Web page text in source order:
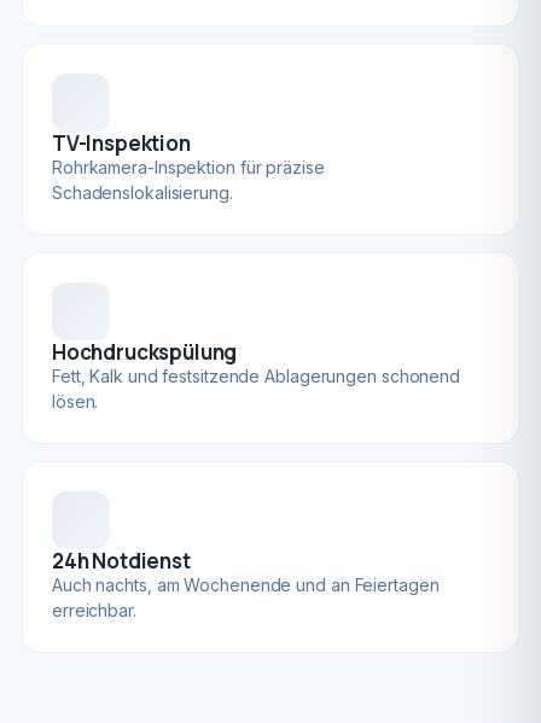
TV-Inspektion
Rohrkamera-Inspektion für präzise
Schadenslokalisierung.
Hochdruckspülung
Fett, Kalk und festsitzende Ablagerungen schonend
lösen.
24h Notdienst
Auch nachts, am Wochenende und an Feiertagen
erreichbar.